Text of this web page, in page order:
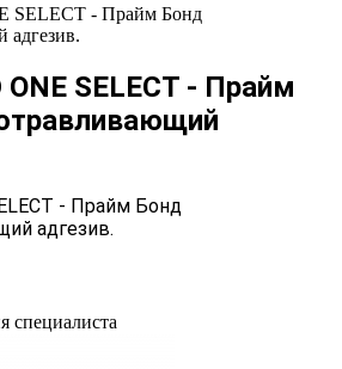
SELECT - Прайм Бонд
адгезив.
ONE SELECT - Прайм
- Прайм Бонд
адгезив.
специалиста